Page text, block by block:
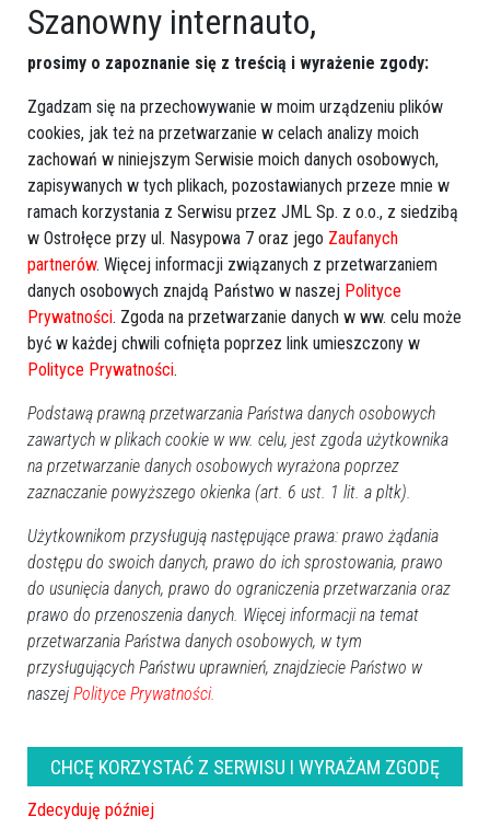
Zobacz również
Groźny wypadek z udziałem
rowerzysty. 73-latek trafił do
Nowe fakty o tragedii na
Tragiczny wypadek. Kierowca
osobówki zginął po uderzeniu
w drzewo
Poważny wypadek w
miejscowości Bandysie.
Kierowca trafił do szpitala
[ZDJĘCIA]
Szanowny internauto,
prosimy o zapoznanie się z treścią i wyrażenie zgody:
Zgadzam się na przechowywanie w moim urządzeniu plików
cookies, jak też na przetwarzanie w celach analizy moich
zachowań w niniejszym Serwisie moich danych osobowych,
zapisywanych w tych plikach, pozostawianych przeze mnie w
ramach korzystania z Serwisu przez JML Sp. z o.o., z siedzibą
w Ostrołęce przy ul. Nasypowa 7 oraz jego Zaufanych
partnerów. Więcej informacji związanych z przetwarzaniem
danych osobowych znajdą Państwo w naszej Polityce
Prywatności. Zgoda na przetwarzanie danych w ww. celu może
być w każdej chwili cofnięta poprzez link umieszczony w
Polityce Prywatności.
Podstawą prawną przetwarzania Państwa danych osobowych
zawartych w plikach cookie w ww. celu, jest zgoda użytkownika
na przetwarzanie danych osobowych wyrażona poprzez
zaznaczanie powyższego okienka (art. 6 ust. 1 lit. a pltk).
Użytkownikom przysługują następujące prawa: prawo żądania
dostępu do swoich danych, prawo do ich sprostowania, prawo
do usunięcia danych, prawo do ograniczenia przetwarzania oraz
prawo do przenoszenia danych. Więcej informacji na temat
przetwarzania Państwa danych osobowych, w tym
przysługujących Państwu uprawnień, znajdziecie Państwo w
naszej Polityce Prywatności.
CHCĘ KORZYSTAĆ Z SERWISU I WYRAŻAM ZGODĘ
Zdecyduję później